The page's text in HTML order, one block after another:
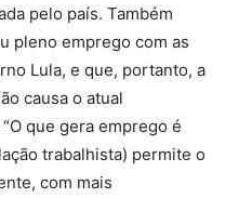
pelo país. Também
pleno emprego com as
Lula, e que, portanto, a
causa o atual
que gera emprego é
trabalhista) permite o
com mais